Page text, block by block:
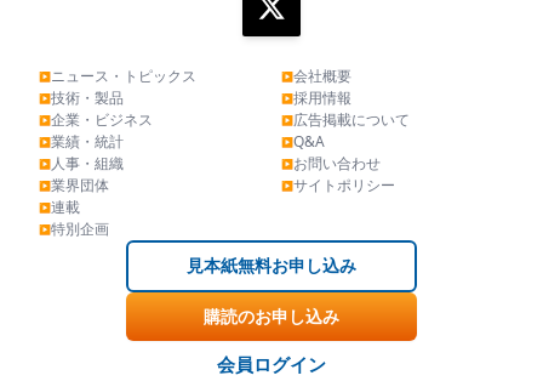
▶ニュース・トピックス
▶技術・製品
▶企業・ビジネス
▶業績・統計
▶人事・組織
▶業界団体
▶連載
▶特別企画
▶会社概要
▶採用情報
▶広告掲載について
▶Q&A
▶お問い合わせ
▶サイトポリシー
見本紙無料お申し込み
購読のお申し込み
会員ログイン